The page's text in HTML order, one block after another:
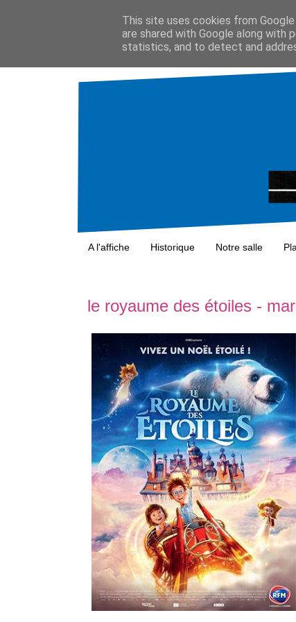
A l'affiche Historique Notre salle
le royaume des étoiles -
This site uses cookies from
are shared with Google along with
statistics, and to detect and